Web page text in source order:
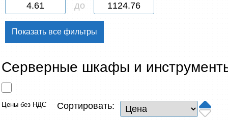
Запомнить
Компьютерные аксессуары
Товары для офиса
Сетевые товары
ТВ, Фото и электроника
до
Серверные шкафы и
Цены без НДС Сортировать: